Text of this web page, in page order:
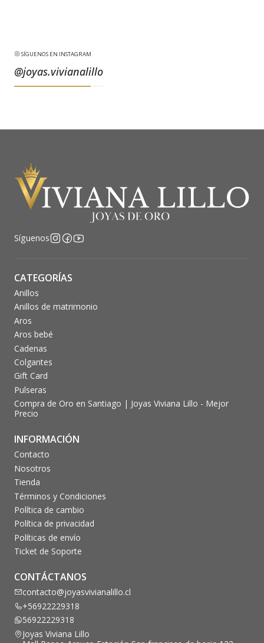
SÍGUENOS EN INSTAGRAM
@joyas.vivianalillo
Síguenos
CATEGORÍAS
Anillos
Anillos de matrimonio
Aros
Aros bebé
Cadenas
Colgantes
Gift Card
Pulseras
Compra de Oro en Santiago | Joyas Viviana Lillo - Mejor
Precio
INFORMACIÓN
Contacto
Nosotros
Tienda
Términos y Condiciones
Política de cambio
Política de privacidad
Políticas de envío
Ticket de Soporte
CONTÁCTANOS
contacto@joyasvivianalillo.cl
+56922229318
56922229318
Joyas Viviana Lillo